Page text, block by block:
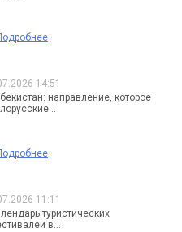
14:51
направление, которое
11:11
туристических
в...